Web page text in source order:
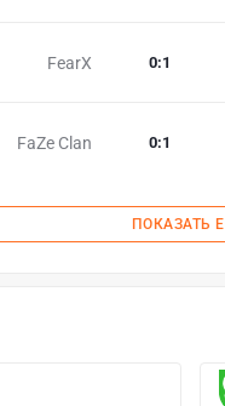
FearX 0:1
FaZe Clan 0:1
ПОКАЗАТЬ